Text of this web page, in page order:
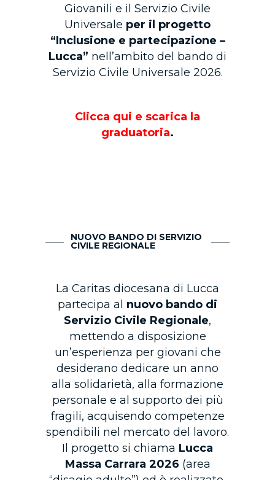
Giovanili e il Servizio Civile
Universale per il progetto
“Inclusione e partecipazione –
Lucca” nell’ambito del bando di
Servizio Civile Universale 2026.
Clicca qui e scarica la
graduatoria.
NUOVO BANDO DI SERVIZIO
CIVILE REGIONALE
La Caritas diocesana di Lucca
partecipa al nuovo bando di
Servizio Civile Regionale,
mettendo a disposizione
un’esperienza per giovani che
desiderano dedicare un anno
alla solidarietà, alla formazione
personale e al supporto dei più
fragili, acquisendo competenze
spendibili nel mercato del lavoro.
Il progetto si chiama Lucca
Massa Carrara 2026 (area